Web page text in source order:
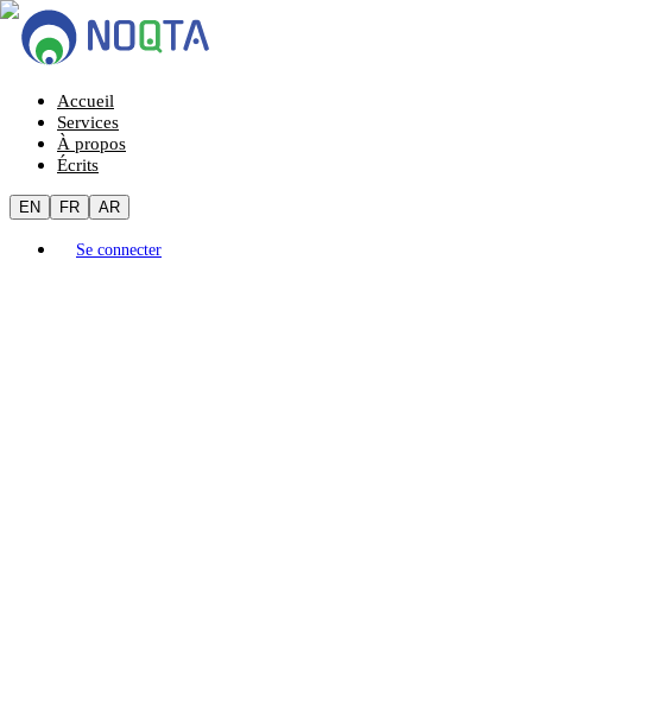
Accueil
Services
À propos
Écrits
EN FR AR
Se connecter